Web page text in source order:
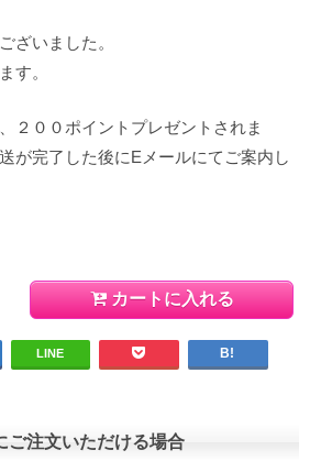
ざいました。
す。
２００ポイントプレゼントされま
が完了した後にEメールにてご案内し
カートに入れる
LINE
ご注文いただける場合